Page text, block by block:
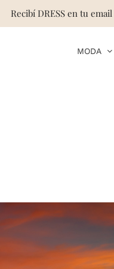
MODA
Recibí DRESS en tu email